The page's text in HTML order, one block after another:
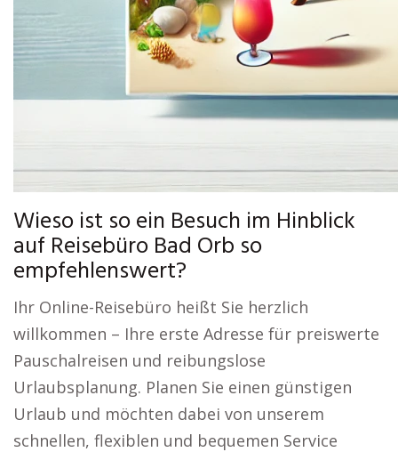
Wieso ist so ein Besuch im Hinblick
auf Reisebüro Bad Orb so
empfehlenswert?
Ihr Online-Reisebüro heißt Sie herzlich
willkommen – Ihre erste Adresse für preiswerte
Pauschalreisen und reibungslose
Urlaubsplanung. Planen Sie einen günstigen
Urlaub und möchten dabei von unserem
schnellen, flexiblen und bequemen Service